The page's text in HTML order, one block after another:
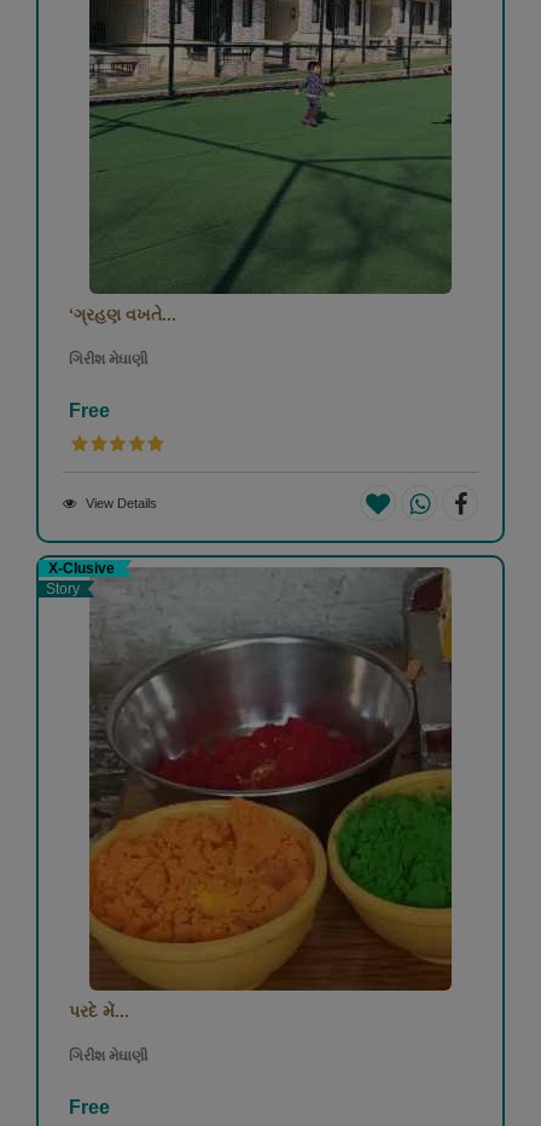
‘ગ્રહણ વખતે...
ગિરીશ મેઘાણી
Free
View Details
X-Clusive
Story
પરદે મેં...
ગિરીશ મેઘાણી
Free